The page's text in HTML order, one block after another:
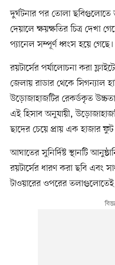
দুর্ঘটনার পর তোলা
দেয়ালে ক্ষয়ক্ষতির চিত্র দেখা
প্যানেল সম্পূর্ণ ধ্বংস হয়ে গেছে।
রয়টার্সের পর্যালোচনা করা
জেলায় রাডার থেকে সিগন্যাল
উড়োজাহাজটির রেকর্ডকৃত
এই হিসাব অনুযায়ী,
ছাদের চেয়ে প্রায় এক হাজার
আঘাতের সুনির্দিষ্ট স্থানটি
রয়টার্সের ধারণ করা ছবি এবং
টাওয়ারের ওপরের তলাগুলোতেই